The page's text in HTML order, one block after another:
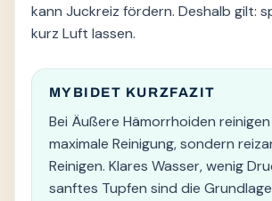
kann Juckreiz fördern. Deshalb gilt:
kurz Luft lassen.
MYBIDET KURZFAZIT
Bei Äußere Hämorrhoiden
maximale Reinigung, sondern
Reinigen. Klares Wasser, wenig
sanftes Tupfen sind die